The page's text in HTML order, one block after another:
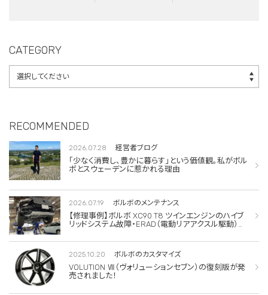
CATEGORY
RECOMMENDED
2026.07.28 経営者ブログ
「少なく消費し、豊かに暮らす」という価値観。私がボル
ボとスウェーデンに惹かれる理由
2026.07.19 ボルボのメンテナンス
【修理事例】ボルボ XC90 T8 ツインエンジンのハイブ
リッドシステム故障・ERAD（電動リアアクスル駆動）交
2025.10.20 ボルボのカスタマイズ
VOLUTION Ⅶ（ヴォリューションセブン）の復刻版が発
売されました！